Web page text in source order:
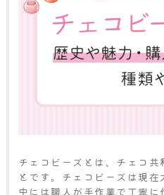
チェコビーズとは、チェコ
とです。チェコビーズは現在
中には職人が手作業で丁寧